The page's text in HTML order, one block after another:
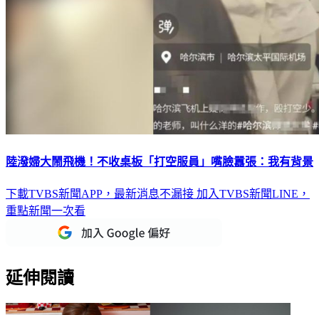
下載TVBS新聞APP，最新消息不漏接
重點新聞一次看